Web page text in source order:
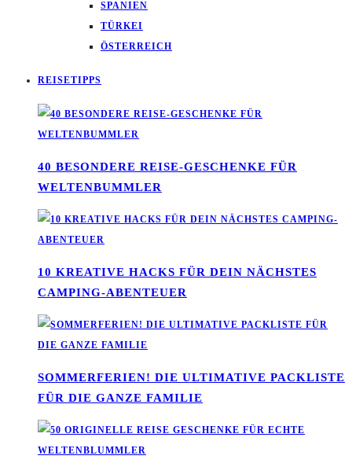
SPANIEN
TÜRKEI
ÖSTERREICH
REISETIPPS
40 BESONDERE REISE-GESCHENKE FÜR
WELTENBUMMLER
10 KREATIVE HACKS FÜR DEIN NÄCHSTES
CAMPING-ABENTEUER
SOMMERFERIEN! DIE ULTIMATIVE PACKLISTE
FÜR DIE GANZE FAMILIE